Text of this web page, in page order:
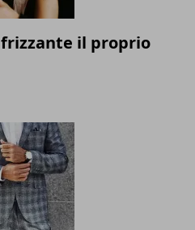
il proprio